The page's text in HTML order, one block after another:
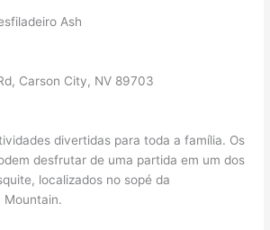
Ash
Carson City, NV 89703
divertidas para toda a família. Os
desfrutar de uma partida em um dos
localizados no sopé da
Mountain.